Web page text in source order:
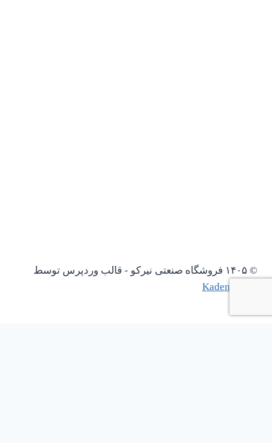
© ۱۴۰۵ فروشگاه صنعتی نیرکو - قالب وردپرس توسط
Kadence WP